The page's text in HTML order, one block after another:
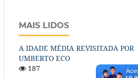
MAIS LIDOS
A IDADE MÉDIA REVISITADA POR
UMBERTO ECO
187